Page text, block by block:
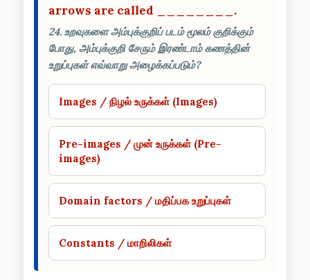
arrows are called ________.
24. உறவுகளை அம்புக்குறிப் படம் மூலம் குறிக்கும்
போது, அம்புக்குறி சேரும் இரண்டாம் கணத்தின்
உறுப்புகள் எவ்வாறு அழைக்கப்படும்?
Images / நிழல் உருக்கள் (Images)
Pre-images / முன் உருக்கள் (Pre-
images)
Domain factors / மதிப்பக உறுப்புகள்
Constants / மாறிலிகள்